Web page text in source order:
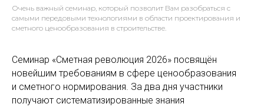
Очень важный семинар, который позволит Вам разобраться с
самыми передовыми технологиями в области проектирования и
сметного ценообразования в строительстве.
Семинар «Сметная революция 2026» посвящён
новейшим требованиям в сфере ценообразования
и сметного нормирования. За два дня участники
получают систематизированные знания